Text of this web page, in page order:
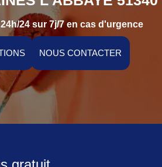
24 sur 7j/7 en cas d'urgence
NOUS CONTACTER